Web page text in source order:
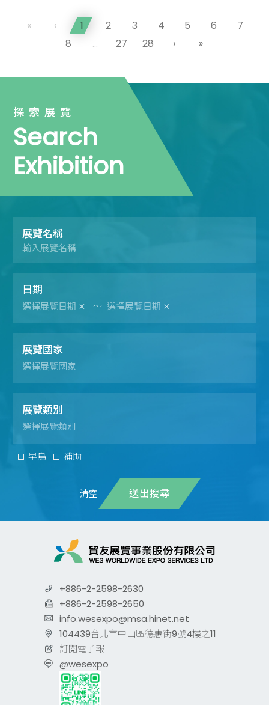
« ‹ 1 2 3 4 5 6
7
8
... 27 28 › »
探索展覽
Search
Exhibition
展覽名稱
日期
～
展覽國家
展覽類別
早鳥 補助
送出搜尋
+886-2-2598-2630
+886-2-2598-2650
info.wesexpo@msa.hinet.net
104439台北市中山區德惠街9號4樓之11
訂閱電子報
@wesexpo